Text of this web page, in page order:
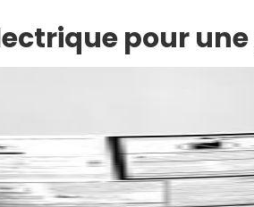
pour